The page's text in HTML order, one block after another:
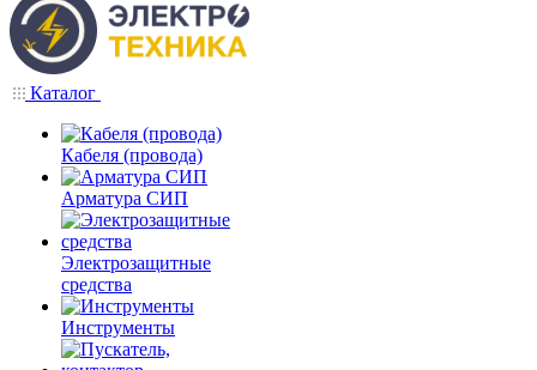
Каталог
Кабеля (провода)
Арматура СИП
Электрозащитные
средства
Инструменты